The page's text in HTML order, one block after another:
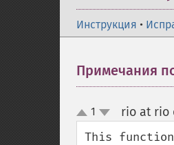
Инструкция •
Примечания
up
down
1 rio at rio
This function